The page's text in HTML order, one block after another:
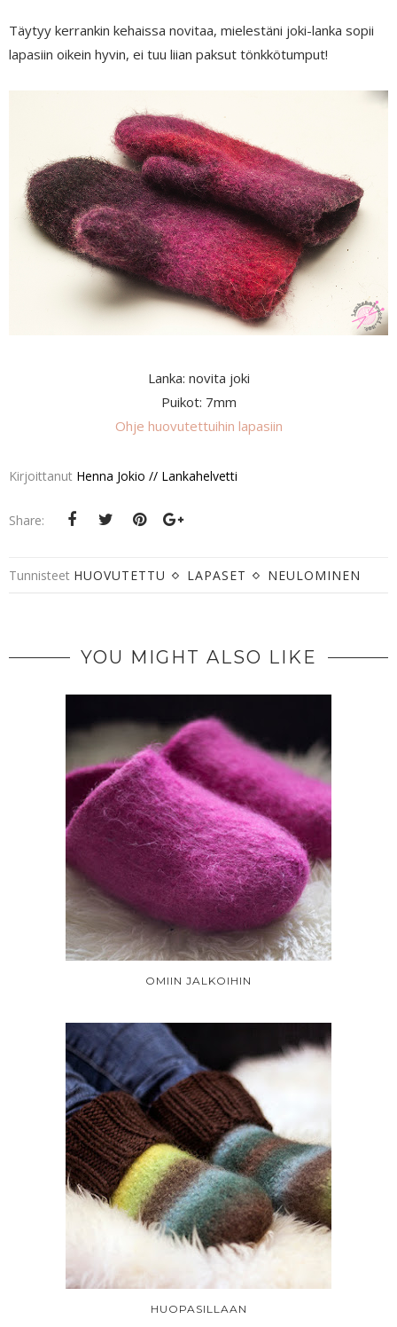
Täytyy kerrankin kehaissa novitaa, mielestäni joki-lanka sopii
lapasiin oikein hyvin, ei tuu liian paksut tönkkötumput!
Lanka: novita joki
Puikot: 7mm
Ohje huovutettuihin lapasiin
Kirjoittanut Henna Jokio // Lankahelvetti
Share:
Tunnisteet HUOVUTETTU LAPASET NEULOMINEN
YOU MIGHT ALSO LIKE
OMIIN JALKOIHIN
HUOPASILLAAN